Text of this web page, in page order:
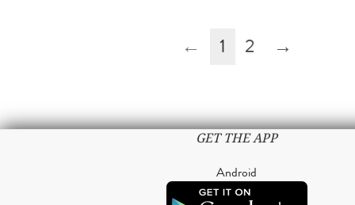
← 1 2 →
GET THE APP
Android